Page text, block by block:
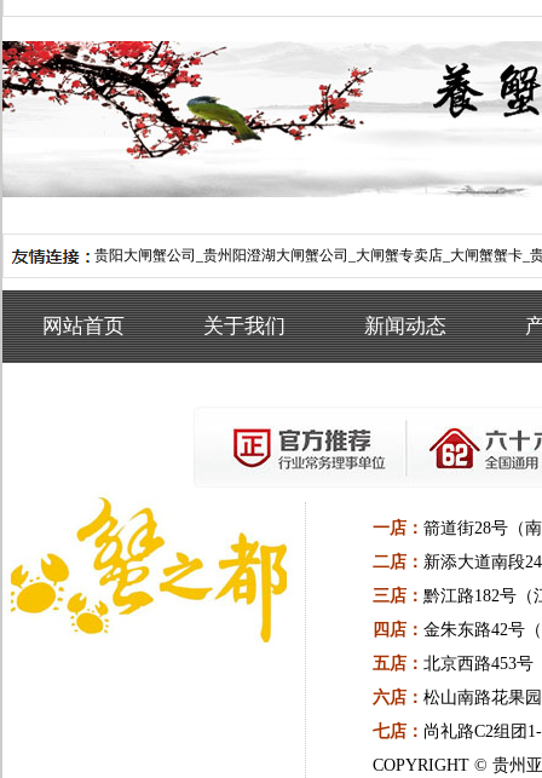
贵阳大闸蟹公司_贵州阳澄湖大闸蟹公司_大闸蟹专卖店_大闸蟹蟹卡
网站首页 关于我们 新闻动态
一店： 箭道街28号（
二店： 新添大道南段
三店： 黔江路182号（
四店： 金朱东路42号
五店： 北京西路453号
六店： 松山南路花果
七店： 尚礼路C2组团
COPYRIGHT © 贵州